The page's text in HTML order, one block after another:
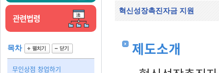
관련법령
목차
무인상점 창업하기
혁신성장촉진자금 지원
제도소개